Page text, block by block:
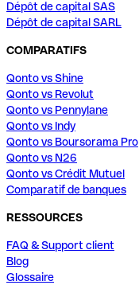
Dépôt de capital SAS
Dépôt de capital SARL
COMPARATIFS
Qonto vs Shine
Qonto vs Revolut
Qonto vs Pennylane
Qonto vs Indy
Qonto vs Boursorama Pro
Qonto vs N26
Qonto vs Crédit Mutuel
Comparatif de banques
RESSOURCES
FAQ & Support client
Blog
Glossaire